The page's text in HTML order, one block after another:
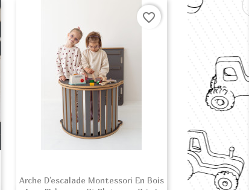
Arche D'escalade Montessori En Bois
favorite_border